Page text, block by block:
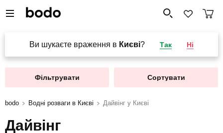
Ви шукаєте враження в Києві? Так Ні
Фільтрувати Сортувати
bodo Водні розваги в Києві Дайвінг у Києві
Дайвінг